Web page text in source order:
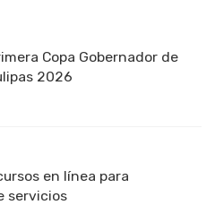
Copa Gobernador de
2026
en línea para
servicios